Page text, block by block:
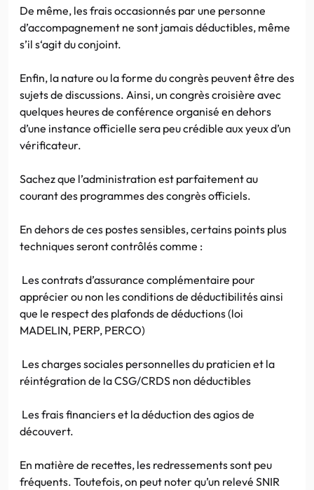
De même, les frais occasionnés par une personne
d’accompagnement ne sont jamais déductibles, même
s’il s‘agit du conjoint.
Enfin, la nature ou la forme du congrès peuvent être des
sujets de discussions. Ainsi, un congrès croisière avec
quelques heures de conférence organisé en dehors
d’une instance officielle sera peu crédible aux yeux d’un
vérificateur.
Sachez que l’administration est parfaitement au
courant des programmes des congrès officiels.
En dehors de ces postes sensibles, certains points plus
techniques seront contrôlés comme :
Les contrats d’assurance complémentaire pour
apprécier ou non les conditions de déductibilités ainsi
que le respect des plafonds de déductions (loi
MADELIN, PERP, PERCO)
Les charges sociales personnelles du praticien et la
réintégration de la CSG/CRDS non déductibles
Les frais financiers et la déduction des agios de
découvert.
En matière de recettes, les redressements sont peu
fréquents. Toutefois, on peut noter qu’un relevé SNIR